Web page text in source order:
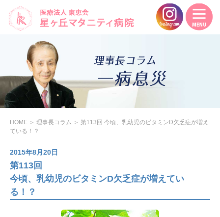
HOME ＞ 理事長コラム ＞ 第113回 今頃、乳幼児のビタミンD欠乏症が増え
ている！？
2015年8月20日
第113回
今頃、乳幼児のビタミンD欠乏症が増えてい
る！？